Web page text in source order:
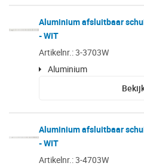
Aluminium afsluitbaar
- WIT
Artikelnr.: 3-3703W
Aluminium
Aluminium afsluitbaar
- WIT
Artikelnr.: 3-4703W